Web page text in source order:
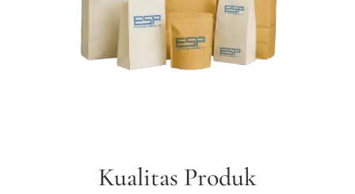
Kualitas Produk